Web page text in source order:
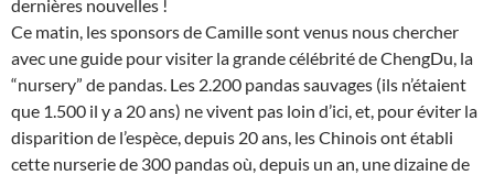
dernières nouvelles !
Ce matin, les sponsors de Camille sont venus nous chercher
avec une guide pour visiter la grande célébrité de ChengDu, la
“nursery” de pandas. Les 2.200 pandas sauvages (ils n’étaient
que 1.500 il y a 20 ans) ne vivent pas loin d’ici, et, pour éviter la
disparition de l’espèce, depuis 20 ans, les Chinois ont établi
cette nurserie de 300 pandas où, depuis un an, une dizaine de